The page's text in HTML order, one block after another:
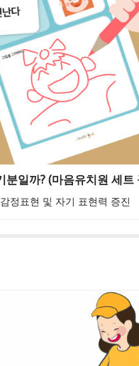
감정표현 및 자기 표현력 증진